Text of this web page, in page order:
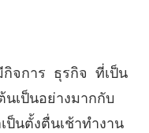
กิจการ ธุรกิจ ที่เป็น
นเป็นอย่างมากกับ
ป็นตั้งตื่นเช้าทำงาน